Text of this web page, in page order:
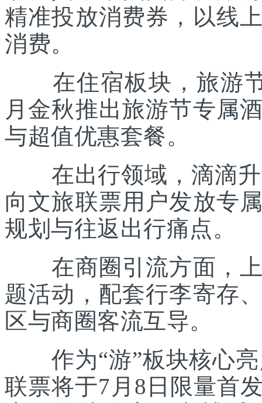
精准投放消费券，以线
消费。
在住宿板块，旅游节
月金秋推出旅游节专属
与超值优惠套餐。
在出行领域，滴滴升
向文旅联票用户发放专
规划与往返出行痛点。
在商圈引流方面，上
题活动，配套行李寄存
区与商圈客流互导。
作为“游”板块核心亮
联票将于7月8日限量首